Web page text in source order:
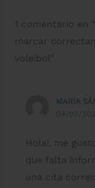
1 comentario en
marcar
voleibol”
MARÍA
04/02/
Hola!, me
que falta
una cita